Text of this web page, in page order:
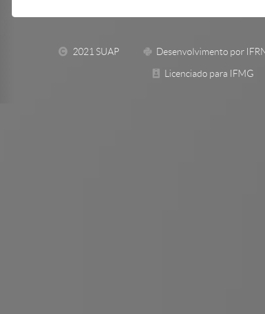
2021 SUAP Desenvolvimento por
Licenciado para IFMG